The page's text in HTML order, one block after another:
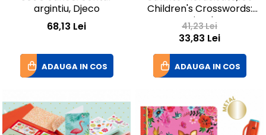
argintiu, Djeco
68,13 Lei
ADAUGA IN COS
Children's Crosswords:
Animals
41,23 Lei
33,83 Lei
ADAUGA IN COS